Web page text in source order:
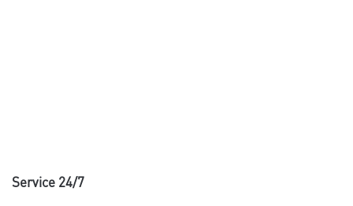
Service 24/7